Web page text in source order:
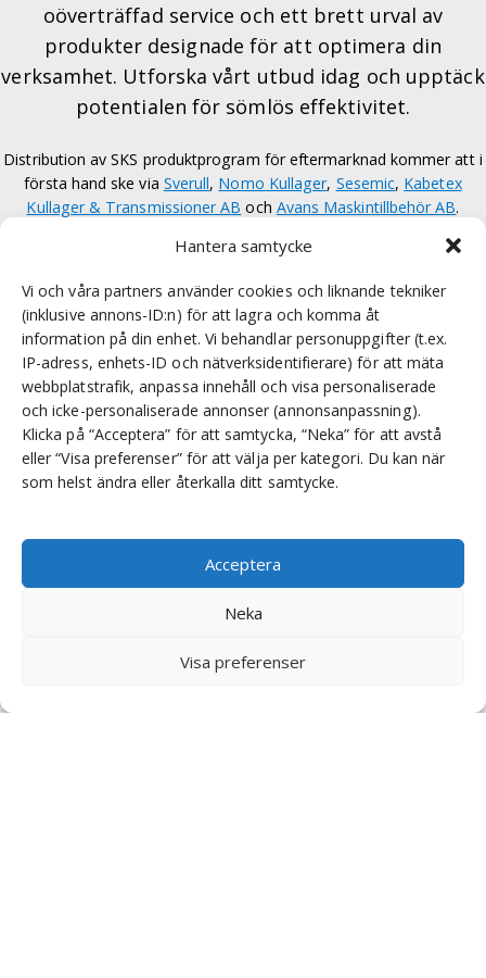
Hantera samtycke
Vi och våra partners använder cookies och liknande tekniker
(inklusive annons-ID:n) för att lagra och komma åt
information på din enhet. Vi behandlar personuppgifter (t.ex.
IP-adress, enhets-ID och nätverksidentifierare) för att mäta
webbplatstrafik, anpassa innehåll och visa personaliserade
och icke-personaliserade annonser (annonsanpassning).
Klicka på “Acceptera” för att samtycka, “Neka” för att avstå
eller “Visa preferenser” för att välja per kategori. Du kan när
som helst ändra eller återkalla ditt samtycke.
Acceptera
Neka
Visa preferenser
oöverträffad service och ett brett urval av
produkter designade för att optimera din
verksamhet. Utforska vårt utbud idag och upptäck
potentialen för sömlös effektivitet.
Distribution av SKS produktprogram för eftermarknad kommer att i
första hand ske via Sverull, Nomo Kullager, Sesemic, Kabetex
Kullager & Transmissioner AB och Avans Maskintillbehör AB.
Läs mer om oss
produkter